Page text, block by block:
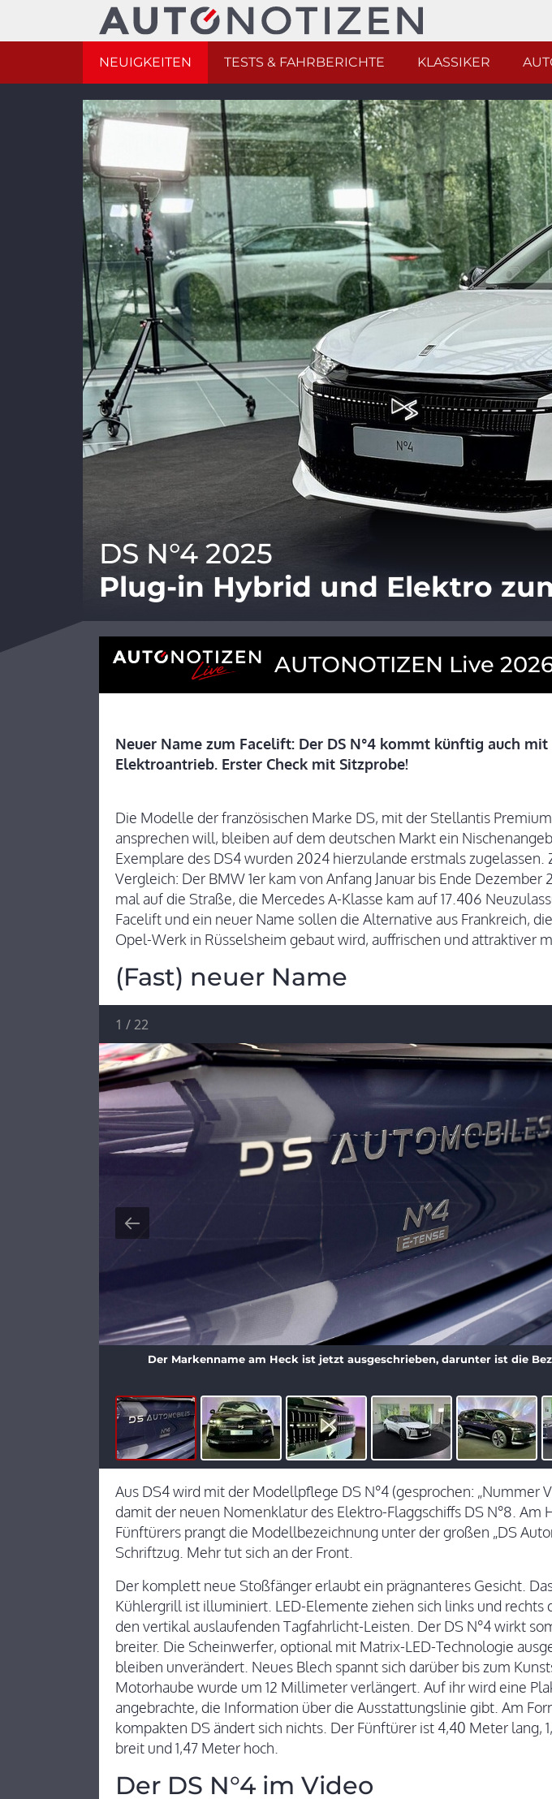
NEUIGKEITEN TESTS & FAHRBERICHTE KLASSIKER
DS N°4 2025
Plug-in Hybrid und Elektro
AUTONOTIZEN Live
Neuer Name zum Facelift: Der DS N°4 kommt künftig auch mit
Elektroantrieb. Erster Check mit Sitzprobe!
Die Modelle der französischen Marke DS, mit der Stellantis
ansprechen will, bleiben auf dem deutschen Markt ein
Exemplare des DS4 wurden 2024 hierzulande erstmals zugelassen.
Vergleich: Der BMW 1er kam von Anfang Januar bis Ende Dezember
mal auf die Straße, die Mercedes A-Klasse kam auf 17.406
Facelift und ein neuer Name sollen die Alternative aus Frankreich,
Opel-Werk in Rüsselsheim gebaut wird, auffrischen und attraktiver
(Fast) neuer Name
Der Markenname am Heck ist jetzt ausgeschrieben, darunter ist die
1 /22
Aus DS4 wird mit der Modellpflege DS N°4 (gesprochen: „Nummer
damit der neuen Nomenklatur des Elektro-Flaggschiffs DS N°8. Am
Fünftürers prangt die Modellbezeichnung unter der großen „DS
Schriftzug. Mehr tut sich an der Front.
Der komplett neue Stoßfänger erlaubt ein prägnanteres Gesicht.
Kühlergrill ist illuminiert. LED-Elemente ziehen sich links und rechts
den vertikal auslaufenden Tagfahrlicht-Leisten. Der DS N°4 wirkt
breiter. Die Scheinwerfer, optional mit Matrix-LED-Technologie
bleiben unverändert. Neues Blech spannt sich darüber bis zum
Motorhaube wurde um 12 Millimeter verlängert. Auf ihr wird eine
angebrachte, die Information über die Ausstattungslinie gibt. Am
kompakten DS ändert sich nichts. Der Fünftürer ist 4,40 Meter lang,
breit und 1,47 Meter hoch.
Der DS N°4 im Video